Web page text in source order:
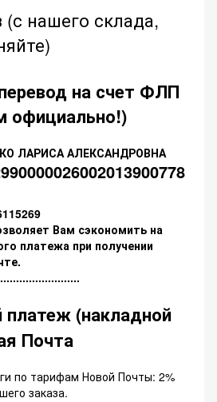
нашего склада,
на счет ФЛП
официально!)
ЛАРИСА АЛЕКСАНДРОВНА
Вам сэкономить на
платежа при получении
(накладной
Почта
по тарифам Новой Почты: 2%
заказа.